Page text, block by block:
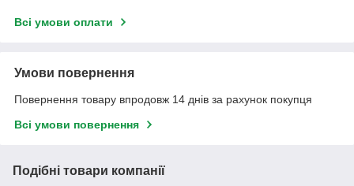
Всі умови оплати
Умови повернення
Повернення товару впродовж 14 днів за рахунок покупця
Всі умови повернення
Подібні товари компанії